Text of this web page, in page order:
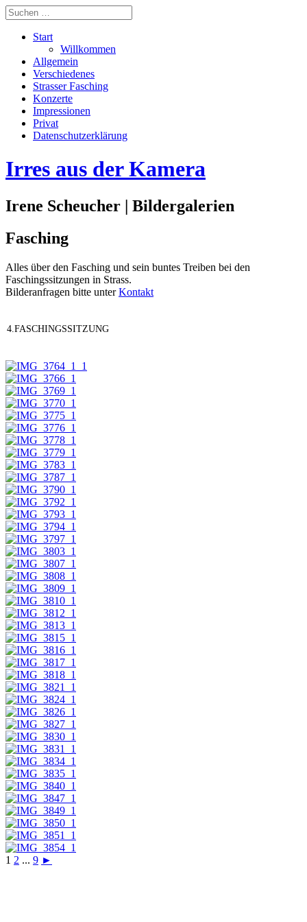
Start
Willkommen
Allgemein
Verschiedenes
Strasser Fasching
Konzerte
Impressionen
Privat
Datenschutzerklärung
Irres aus der Kamera
Irene Scheucher | Bildergalerien
Fasching
Alles über den Fasching und sein buntes Treiben bei den
Faschingssitzungen in Strass.
Bilderanfragen bitte unterKontakt
4.FASCHINGSSITZUNG
1 2 ... 9 ►